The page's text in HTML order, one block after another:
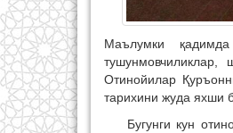
Маълумки қадимда
тушунмовчиликлар,
Отинойилар
тарихини жуда яхши
Бугунги кун